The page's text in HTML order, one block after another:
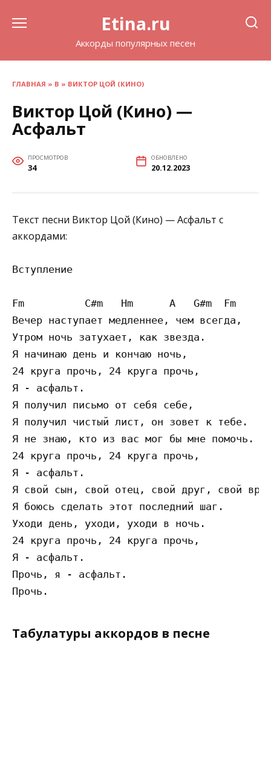
Etina.ru
Аккорды популярных песен
ГЛАВНАЯ » В » ВИКТОР ЦОЙ (КИНО)
Виктор Цой (Кино) —
Асфальт
ПРОСМОТРОВ
34
ОБНОВЛЕНО
20.12.2023
Текст песни Виктор Цой (Кино) — Асфальт с
аккордами:
Вступление
Fm          C#m   Hm      A   G#m  Fm
Вечер наступает медленнее, чем всегда,
Утром ночь затухает, как звезда.
Я начинаю день и кончаю ночь,
24 круга прочь, 24 круга прочь,
Я - асфальт.
Я получил письмо от себя себе,
Я получил чистый лист, он зовет к тебе.
Я не знаю, кто из вас мог бы мне помочь.
24 круга прочь, 24 круга прочь,
Я - асфальт.
Я свой сын, свой отец, свой друг, свой
Я боюсь сделать этот последний шаг.
Уходи день, уходи, уходи в ночь.
24 круга прочь, 24 круга прочь,
Я - асфальт.
Прочь, я - асфальт.
Табулатуры аккордов в песне